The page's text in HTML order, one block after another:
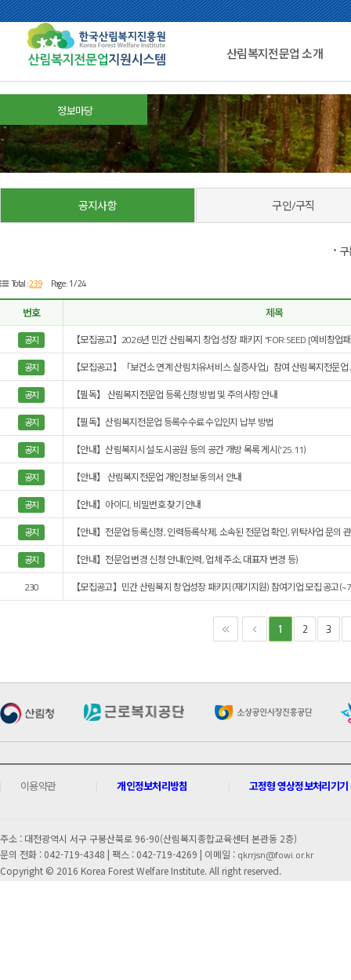
산림복지전문업 소개
정보마당
공지사항 구인/구직
Total :239 Page : 1 /24
번호 제목
공지 【모집공고】2026년 민간 산림복지 창업·성장 패키지 “FOR:SEED [예비창업
공지 【모집공고】「보건소 연계 산림치유서비스 실증사업」참여 산림복지전문
공지 【필독】 산림복지전문업 등록신청 방법 및 주의사항 안내
공지 【필독】산림복지전문업 등록수수료 수입인지 납부 방법
공지 【안내】산림복지시설·도시공원 등의 공간 개방 목록 게시('25.11)
공지 【안내】 산림복지전문업 개인정보 동의서 안내
공지 【안내】아이디, 비밀번호 찾기 안내
공지 【안내】전문업 등록신청, 인력등록삭제, 소속된 전문업 확인, 위탁사업 문의
공지
【안내】전문업 변경 신청 안내(인력, 업체 주소, 대표자 변경 등)
230
【모집공고】민간 산림복지 창업성장 패키지(재기지원) 참여기업 모집 공고
1 2 3
이용약관 개인정보처리방침 고정형 영상정보처리기기
주소 : 대전광역시 서구 구봉산북로 96-90(산림복지종합교육센터 본관동 2층)
문의 전화 : 042-719-4348 | 팩스 : 042-719-4269 | 이메일 : qkrrjsn@fowi.or.kr
Copyright © 2016 Korea Forest Welfare Institute. All right reserved.